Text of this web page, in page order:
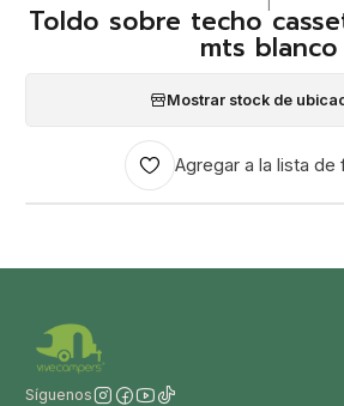
Toldo sobre techo
mts blanco
Mostrar stock de
Agregar a la lista de
Síguenos